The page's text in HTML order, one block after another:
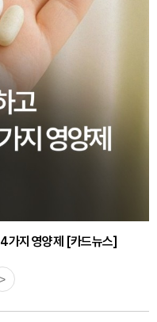
가지 영양제 [카드뉴스]
>